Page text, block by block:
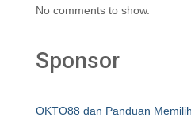
No comments to show.
Sponsor
OKTO88 dan Panduan